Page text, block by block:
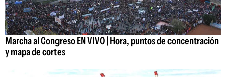
Marcha al Congreso EN VIVO | Hora, puntos de concentración
y mapa de cortes